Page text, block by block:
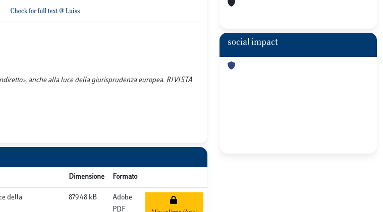
anche alla luce della giurisprudenza europea. RIVISTA
Dimensione Formato
della
879.48 kB
Adobe
PDF
social impact